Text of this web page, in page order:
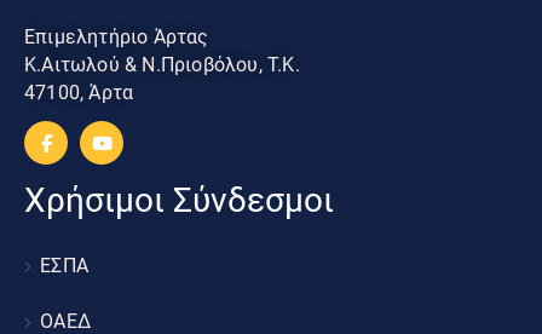
Επιμελητήριο Άρτας
Κ.Αιτωλού & Ν.Πριοβόλου, Τ.Κ.
47100, Άρτα
Χρήσιμοι Σύνδεσμοι
ΕΣΠΑ
ΟΑΕΔ